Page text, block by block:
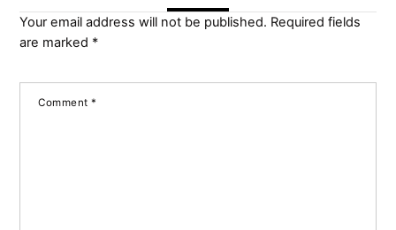
Your email address will not be published. Required fields
are marked *
Comment*